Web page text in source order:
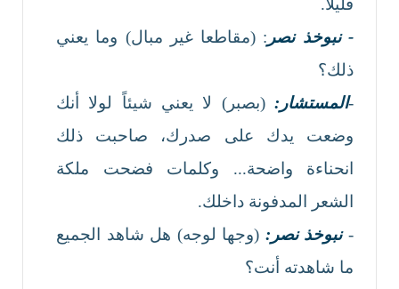
قليلا.
- نبوخذ نصر : (مقاطعا غير مبال) وما يعني
ذلك؟
-المستشار: (بصبر) لا يعني شيئاً لولا أنك
وضعت يدك على صدرك، صاحبت ذلك
انحناءة واضحة... وكلمات فضحت ملكة
الشعر المدفونة داخلك.
-نبوخذ نصر: (وجها لوجه) هل شاهد الجميع
ما شاهدته أنت؟